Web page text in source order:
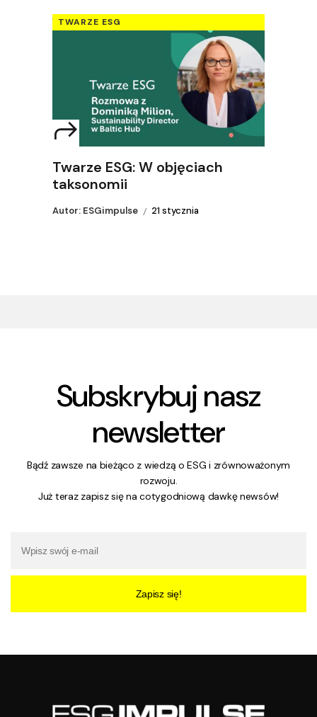
TWARZE ESG
Twarze ESG: W objęciach
taksonomii
Autor: ESGimpulse 21 stycznia
Subskrybuj nasz
newsletter
Bądź zawsze na bieżąco z wiedzą o ESG i zrównoważonym
rozwoju.
Już teraz zapisz się na cotygodniową dawkę newsów!
Zapisz się!